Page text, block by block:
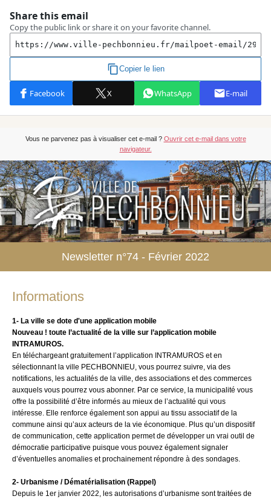
Vous ne parvenez pas à visualiser cet e-mail ? Ouvrir cet e-mail dans votre
navigateur.
Newsletter n°74 - Février 2022
Informations
1- La ville se dote d'une application mobile
Nouveau ! toute l’actualité de la ville sur l’application mobile
INTRAMUROS.
En téléchargeant gratuitement l’application INTRAMUROS et en
sélectionnant la ville PECHBONNIEU, vous pourrez suivre, via des
notifications, les actualités de la ville, des associations et des commerces
auxquels vous pourrez vous abonner. Par ce service, la municipalité vous
offre la possibilité d’être informés au mieux de l’actualité qui vous
intéresse. Elle renforce également son appui au tissu associatif de la
commune ainsi qu’aux acteurs de la vie économique. Plus qu’un dispositif
de communication, cette application permet de développer un vrai outil de
démocratie participative puisque vous pouvez également signaler
d’éventuelles anomalies et prochainement répondre à des sondages.
2- Urbanisme / Dématérialisation (Rappel)
Depuis le 1er janvier 2022, les autorisations d’urbanisme sont traitées de